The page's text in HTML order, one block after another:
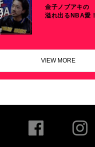
金子ノブアキの
溢れ出るNBA愛！
VIEW MORE